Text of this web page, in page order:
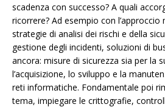
scadenza con successo? A quali
ricorrere? Ad esempio con
strategie di analisi dei rischi e della
gestione degli incidenti, soluzioni di
ancora: misure di sicurezza sia per la
l’acquisizione, lo sviluppo e la
reti informatiche. Fondamentale poi
tema, impiegare le crittografie,